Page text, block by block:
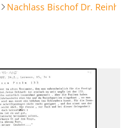
Nachlass Bischof Dr.